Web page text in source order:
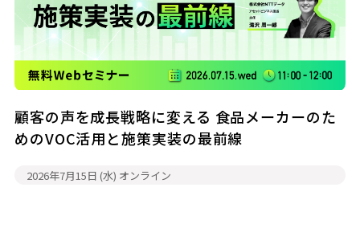
顧客の声を成長戦略に変える 食品メーカーのた
めのVOC活用と施策実装の最前線
2026年7月15日 (水) オンライン